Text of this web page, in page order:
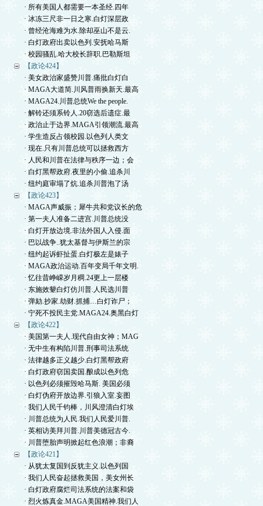
· 所有美国人都需要一本圣经.四年
· 冰冻三尺非一日之寒.白灯深层政
· 曾经沧海难为水.除却巫山不是云.
· 白灯政府出卖以色列.安抚哈马斯
· 校园骚乱.哈大校长辞职.巴勒斯坦
【政论424】
· 美女政治家盛赞川普.痛批白灯白
· MAGA大道简.川风普雨换新天.最高
· MAGA24.川普总统We the people.
· 解铃还须系铃人.20窃选后遗症.最
· 政治止于边界.MAGA引领潮流.最高
· 学生造反占领校园.以色列人类文
· 现在.只有川普总统可以拯救西方
· 人民和川普在法律与秩序一边；会
· 白灯黑帮政府.夜里的小偷.追杀川
· 纽约庭审塌了炕.追杀川普泡了汤
【政论423】
· MAGA声威振；犀牛共和党议长的危
· 第一夫人准备二进宫.川普总统没
· 白灯开放边境.非法外国人入侵.面
· 巴以战争..犹太基督与伊斯兰的宗
· 纽约起诉虾扯蛋.白灯极左是婊子
· MAGA政治运动.百年变局千年文明.
· 忆往昔峥嵘岁月稠.24更上一层楼
· 东施效颦白灯仿川普.人民选川普
· 弹劾.抄家.劫财.抓捕…白灯诈尸；
· 宁死不投民主党.MAGA24.奥黑白灯
【政论422】
· 美国第一夫人.现代自由女神；MAG
· 无中生有构陷川普.刑事司法系统
· 法律越多正义越少.白灯黑帮政府
· 白灯政府窃国卖国.酿成以色列危
· 以色列必须摧毁哈马斯. 美国必须
· 白灯伪府开放边界.引狼入室.妄图
· 我们人民千钧棒，川风澄清白灯埃
· 川普总统为人民.我们人民爱川普.
· 英相访美拜川普.川普美德冠古今.
· 川普堕胎声明掀起红色浪潮；非裔
【政论421】
· 从犹太复国到反犹主义.以色列国
· 我们人民奋起拯救美国，美女州长
· 白灯政府腐烂司法系统的法案和袋
· 烈火炼真金.MAGA美国精神.我们人